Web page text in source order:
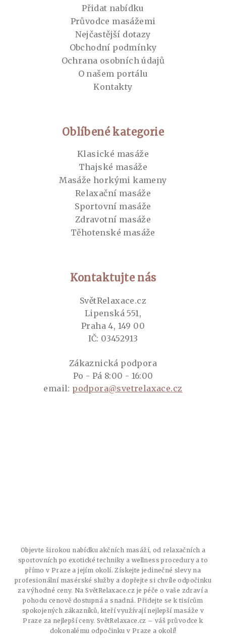
Přidat nabídku
Průvodce masážemi
Nejčastější dotazy
Obchodní podmínky
Ochrana osobních údajů
O našem portálu
Kontakty
Oblíbené kategorie
Klasické masáže
Thajské masáže
Masáže horkými kameny
Relaxační masáže
Sportovní masáže
Zdravotní masáže
Těhotenské masáže
Kontaktujte nás
SvětRelaxace.cz
Lipenská 551,
Praha 4, 149 00
IČ: 03452913
Zákaznická podpora
Po - Pá 8:00 - 16:00
email: podpora@svetrelaxace.cz
Objevte širokou nabídku akčních masáží, od relaxačních a
sportovních po exotické techniky a wellness procedury a to
přímo v Praze a jejím okolí. Získejte jedinečné slevy na
profesionální masérské služby a dopřejte si chvíle odpočinku
za výhodné ceny. Na SvětRelaxace.cz je péče o vaše zdraví a
pohodu cenově dostupná a snadná. Přidejte se k tisícům
spokojených zákazníků, kteří využívají nejlepší masáže v
Praze za nejlepší ceny. SvětRelaxace.cz – váš průvodce k
dokonalému odpočinku v Praze a okolí!